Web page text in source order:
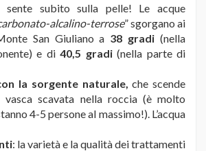
sente subito sulla pelle! Le acque
alcalino-terrose” sgorgano ai
San Giuliano a 38 gradi (nella
e di40,5 gradi(nella parte di
la sorgente naturale, che scende
vasca scavata nella roccia (è molto
4-5 persone al massimo!). L’acqua
: la varietà e la qualità dei trattamenti